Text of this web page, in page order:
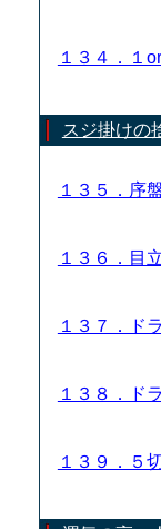
１３４．１
スジ掛けの
１３５．序
１３６．目
１３７．ド
１３８．ド
１３９．５